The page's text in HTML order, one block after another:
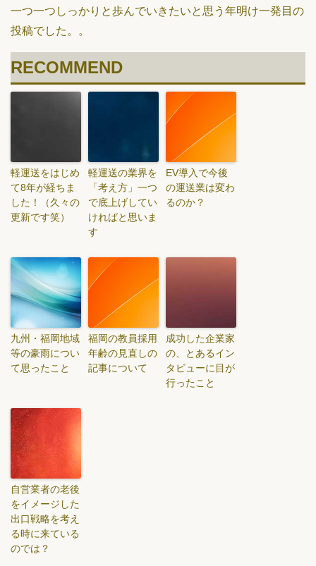
一つ一つしっかりと歩んでいきたいと思う年明け一発目の
投稿でした。。
RECOMMEND
軽運送をはじめ
て8年が経ちま
した！（久々の
更新です笑）
軽運送の業界を
「考え方」一つ
で底上げしてい
ければと思いま
す
EV導入で今後
の運送業は変わ
るのか？
九州・福岡地域
等の豪雨につい
て思ったこと
福岡の教員採用
年齢の見直しの
記事について
成功した企業家
の、とあるイン
タビューに目が
行ったこと
自営業者の老後
をイメージした
出口戦略を考え
る時に来ている
のでは？